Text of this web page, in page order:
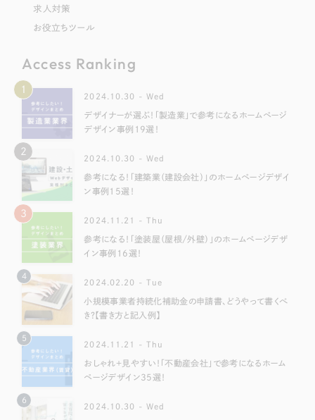
求人対策
お役立ちツール
Access Ranking
1
2024.10.30 - Wed
デザイナーが選ぶ！「製造業」で参考になるホームページ
デザイン事例19選！
2
2024.10.30 - Wed
参考になる！「建築業（建設会社）」のホームページデザイ
ン事例15選！
3
2024.11.21 - Thu
参考になる！「塗装屋（屋根/外壁）」のホームページデザ
イン事例16選！
4
2024.02.20 - Tue
小規模事業者持続化補助金の申請書、どうやって書くべ
き？【書き方と記入例】
5
2024.11.21 - Thu
おしゃれ＋見やすい！「不動産会社」で参考になるホーム
ページデザイン35選！
6
2024.10.30 - Wed